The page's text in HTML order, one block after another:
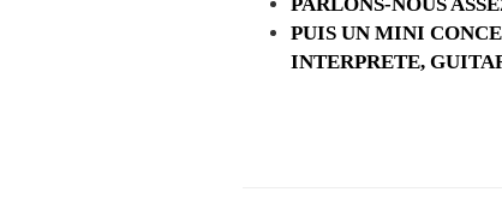
PUIS UN MINI
INTERPRETE,